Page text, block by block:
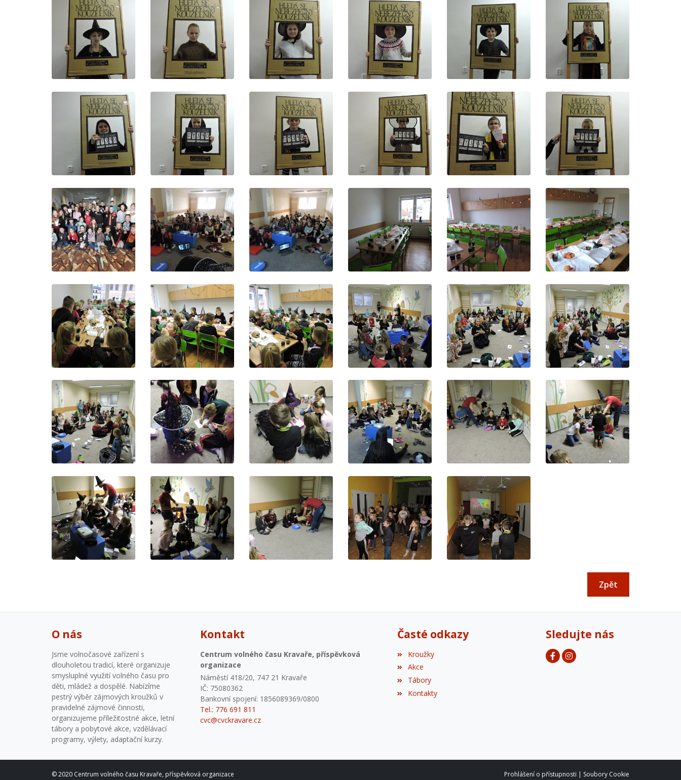
Zpět
O nás
Jsme volnočasové zařízení s
dlouholetou tradicí, které organizuje
smysluplné využití volného času pro
děti, mládež a dospělé. Nabízíme
pestrý výběr zájmových kroužků v
pravidelné zájmové činnosti,
organizujeme příležitostné akce, letní
tábory a pobytové akce, vzdělávací
programy, výlety, adaptační kurzy.
Kontakt
Centrum volného času Kravaře, příspěvková
organizace
Náměstí 418/20, 747 21 Kravaře
IČ: 75080362
Bankovní spojení: 1856089369/0800
Tel.: 776 691 811
cvc@cvckravare.cz
Časté odkazy
Kroužky
Akce
Tábory
Kontakty
Sledujte nás
© 2020 Centrum volného času Kravaře, příspěvková organizace Prohlášení o přístupnosti | Soubory Cookie